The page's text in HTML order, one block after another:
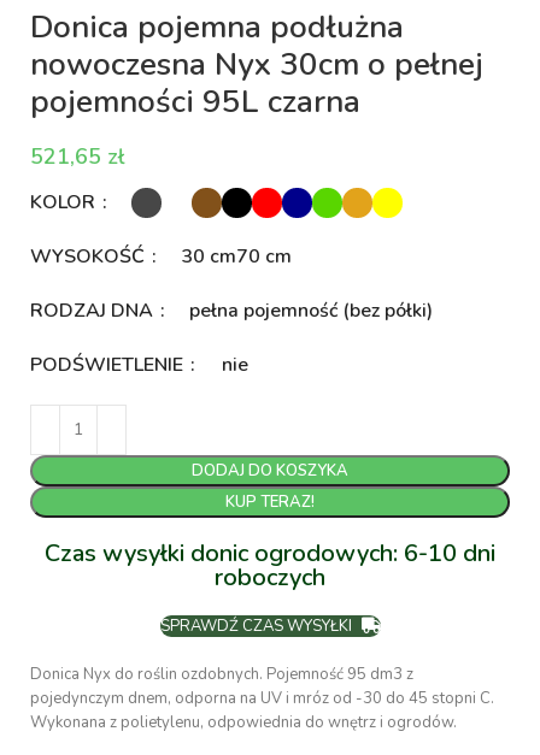
Donica pojemna podłużna
nowoczesna Nyx 30cm o pełnej
pojemności 95L czarna
zł
KOLOR
WYSOKOŚĆ 30 cm70 cm
RODZAJ DNA pełna pojemność (bez półki)
PODŚWIETLENIE nie
DODAJ DO KOSZYKA
KUP TERAZ!
Czas wysyłki donic ogrodowych: 6-10 dni
roboczych
SPRAWDŹ CZAS WYSYŁKI
Donica Nyx do roślin ozdobnych. Pojemność 95 dm3 z
pojedynczym dnem, odporna na UV i mróz od -30 do 45 stopni C.
Wykonana z polietylenu, odpowiednia do wnętrz i ogrodów.